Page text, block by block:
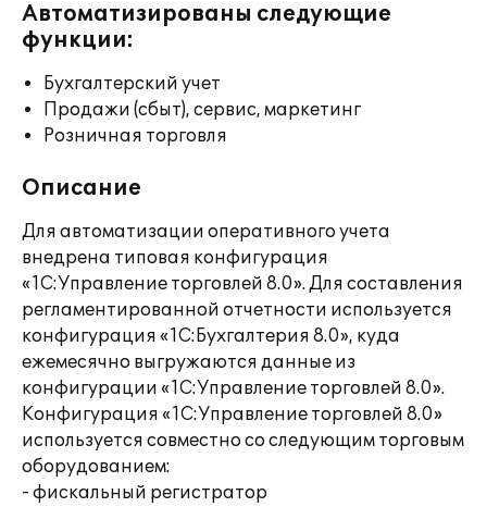
Автоматизированы следующие
функции:
Бухгалтерский учет
Продажи (сбыт), сервис, маркетинг
Розничная торговля
Описание
Для автоматизации оперативного учета
внедрена типовая конфигурация
«1С:Управление торговлей 8.0». Для составления
регламентированной отчетности используется
конфигурация «1С:Бухгалтерия 8.0», куда
ежемесячно выгружаются данные из
конфигурации «1С:Управление торговлей 8.0».
Конфигурация «1С:Управление торговлей 8.0»
используется совместно со следующим торговым
оборудованием:
- фискальный регистратор